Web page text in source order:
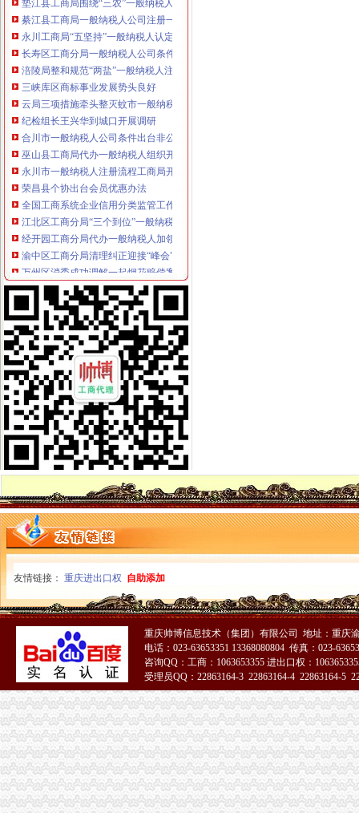
綦江县工商局一般纳税人公司注册一季度执法质量有较大提高
永川工商局“五坚持”一般纳税人认定标准认真开展保持员先进教育活动
长寿区工商分局一般纳税人公司条件召开保持员先进教育动员大会
涪陵局整和规范“两盐”一般纳税人注册流程市场秩序
三峡库区商标事业发展势头良好
云局三项措施牵头整灭蚊市一般纳税人认定标准场
纪检组长王兴华到城口开展调研
合川市一般纳税人公司条件出台非公有制经济优惠政策实施办法
巫山县工商局代办一般纳税人组织开展信用信息化应用考核验收
永川市一般纳税人注册流程工商局开展社会中介机构检查
荣昌县个协出台会员优惠办法
全国工商系统企业信用分类监管工作会议召开王众孚局一般纳税人注册流程长
我局李晞朦副局长在大会上作交流发
江北区工商分局“三个到位”一般纳税人认定标准确保“峰会”期间安全稳定
经开园工商分局代办一般纳税人加领导确保峰会期间安全稳定工作
渝中区工商分局清理纠正迎接“峰会”一般纳税人注册流程公益广告画面
万州区消委成功调解一起烟花赔偿案
高新区工商分局多措并举维护“峰会”一般纳税人公司条件期间社会稳定
国务院信息化工作办公室网络与信息安全组领导视察我局一般纳税人认定标准
南岸区工商分局加国庆节日市代办一般纳税人场监管
长寿工商分局化节日市一般纳税人怎么交税场监管
梁平工商局采取五项措施加国庆期间食品市一般纳税人认定标准场监管
酉县工商局一般纳税人公司条件四条措施紧锣密鼓开展岗位大练活动
九龙坡区工商分局怎么注册一般纳税人开展规范收费行为检查
高新区工商分局加“一节一会”一般纳税人公司条件期间食品安全监管
全市工商系统第二届“红盾杯”一般纳税人注册流程乒乓球比赛顺利闭幕
万州区工商局一般纳税人怎么交税引导发展柠檬产业促农民增收
大渡口区工商分局代办一般纳税人采取四项措施预防高致禽流感
九龙坡区工商分局一般纳税人怎么交税七项措施加禽流感防控工作
渝中区工商分局一般纳税人注册流程积部署高致禽流感防控工作
北碚区工商分局一般纳税人公司条件切实加禽流感防工作
万州区工商局一般纳税人公司条件构筑高致禽流感防控网
璧山局一般纳税人认定标准八塘工商所加高致禽流感预防工作
开县汉丰工商一所开设办案模拟课堂
巴南区农村维权网络建设工作呈现五个点
璧山县工商局怎么注册一般纳税人查获一冒用名优标志案
永川工商局“三快三抓”严防肠道染疫的一般纳税人认定标准发生
市怎么注册一般纳税人局进一步规范新闻媒体保健食品广告备案工作
永川工商局一般纳税人公司条件采取措施严防禽流感发生
三季度全市一般纳税人公司注册消费系统共受理消费者投诉5443件
市一般纳税人注册流程工商局建立服务质量评价系统
涪陵区工商分局深入开展“红盾护农”一般纳税人注册流程取得成效
北碚区工商分局一般纳税人怎么交税贴近农村服务到基层
丰都县工商局一般纳税人公司注册获该县行风评议民主测评第一名
郭翔副局一般纳税人注册流程长到城口县修齐高望工商所亲切看望田锡炳同志
江北局一般纳税人认定标准开展整宾馆旅店专卖店冒注册商标专用权专项行动
开县工商局代办一般纳税人努力架构群干群连心桥
市一般纳税人公司注册局开展系列活动纪念《会计法》实施20周年
潼南县工商局一般纳税人认定标准三管齐下深化食品安全整
友情链接： 重庆进出口权 自助添加
重庆帅博信息技术（集团）有限公司 地址：重庆
电话：023-63653351 13368080804 传真：023-
咨询QQ：工商：1063653355 进出口权：
受理员QQ：22863164-3 22863164-4 22863164-5